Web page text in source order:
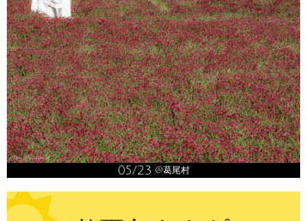
05/23 @葛尾村